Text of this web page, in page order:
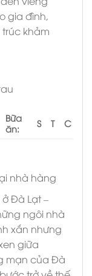
gia đình,
khảm
Bữa
ăn:
S T C
nhà hàng
Đà Lạt –
ngôi nhà
xắn nhưng
giữa
mạn của Đà